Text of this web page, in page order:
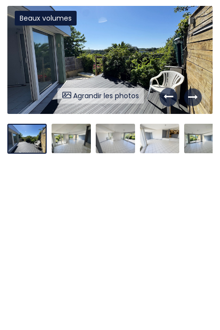
Liens utiles Partenaires Nos avis Nos outils
Agrandir les photos
Beaux volumes